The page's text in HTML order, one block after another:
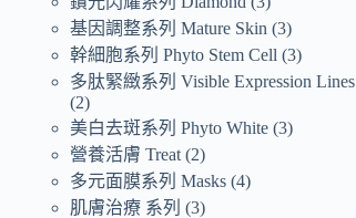
基因調整系列 Mature Skin 3
幹細胞系列 Phyto Stem Cell 3
多肽緊緻系列 Visible Expression Lines
2
美白去斑系列 Phyto White 3
營養活膚 Treat 2
多元面膜系列 Masks 4
肌膚治療 系列
3